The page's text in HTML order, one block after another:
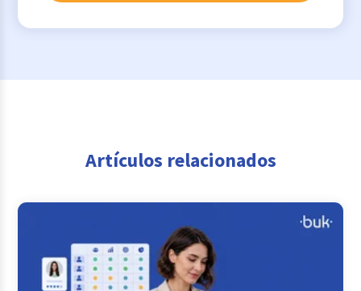
Artículos relacionados